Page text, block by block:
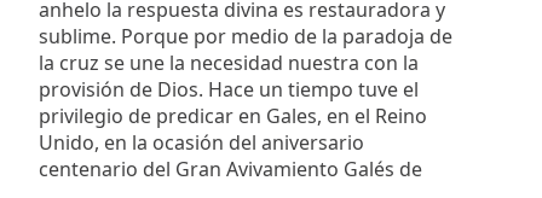
anhelo la respuesta divina es restauradora y
sublime. Porque por medio de la paradoja de
la cruz se une la necesidad nuestra con la
provisión de Dios. Hace un tiempo tuve el
privilegio de predicar en Gales, en el Reino
Unido, en la ocasión del aniversario
centenario del Gran Avivamiento Galés de